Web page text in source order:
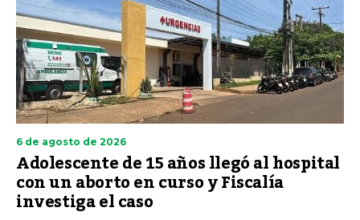
6 de agosto de 2026
Adolescente de 15 años llegó al hospital
con un aborto en curso y Fiscalía
investiga el caso